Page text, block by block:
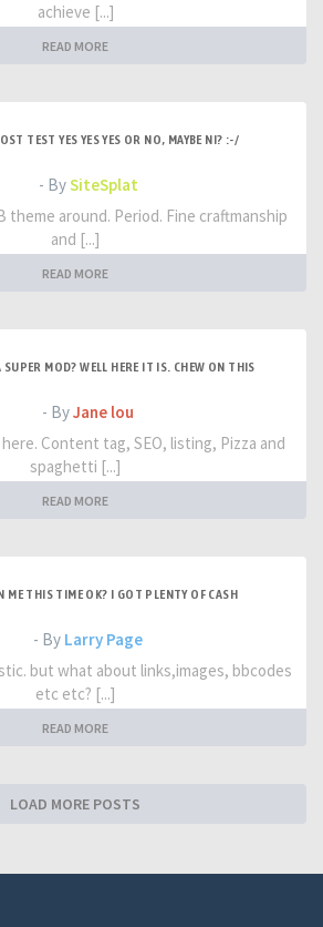
achieve [...]
READ MORE
TEST YES YES YES OR NO, MAYBE NI? :-/
- BySiteSplat
around. Period. Fine craftmanship
and [...]
READ MORE
SUPER MOD? WELL HERE IT IS. CHEW ON THIS
- ByJane lou
Content tag, SEO, listing, Pizza and
spaghetti [...]
READ MORE
ME THIS TIME OK? I GOT PLENTY OF CASH
- By Larry Page
but what about links,images, bbcodes
etc etc? [...]
READ MORE
LOAD MORE POSTS